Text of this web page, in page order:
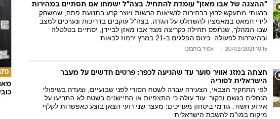
"ההצגה של אבו מאזן" עומדת להתחיל. בצה"ל ישמחו אם תסתיים במהירות
ברגותי מתעקש לרוץ בבחירות לנשיאות הרשות ויוצר קרע בתנועת פתח, שמשחק
לידי חמאס במאמציו להשתלט על הגדה. בצה"ל עוקבים בדריכות ונערכים למצב
שבו המהלך, שנתפס תחילה כקריצה מצד אבו מאזן לביידן, יסתיים בטלטלה
ובהיגררות לפעולה. כינוס הפלגים ב-21 במרץ ירמוז לבאות
10:15 20/02/2021 אמיר בוחבוט
חצתה במזג אוויר סוער עד שהגיעה לכפר: פרטים חדשים על מעבר
הישראלית לסוריה
לפי התחקיר הצבאי, הצעירה עברה לשטח הסורי לפני שבועיים, וצעדה בשיפולי
הנחלים בגשם ובקור. עוד עולה כי התצפיות או החיישנים בשטח לא התריעו על
אירוע חשוד. גורמי ביטחון מעריכים: מעצר שני רועי הצאן בוצע כאפשרות לקלף
מיקוח במו"מ להשבת הישראלית